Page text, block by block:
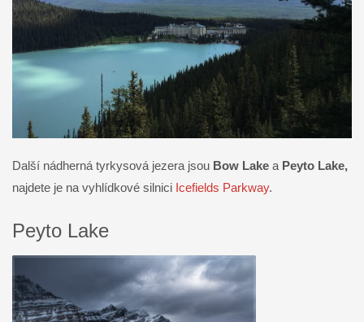
Další nádherná tyrkysová jezera jsou Bow Lake a Peyto Lake,
najdete je na vyhlídkové silnici Icefields Parkway.
Peyto Lake